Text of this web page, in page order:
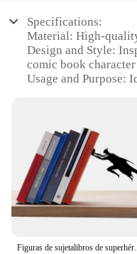
Specifications:
Material: High-
Design and Style:
comic book character
Usage and Purpose:
Parts and
display
Features:
**Elevate Your
Immerse yourself in
have for any book